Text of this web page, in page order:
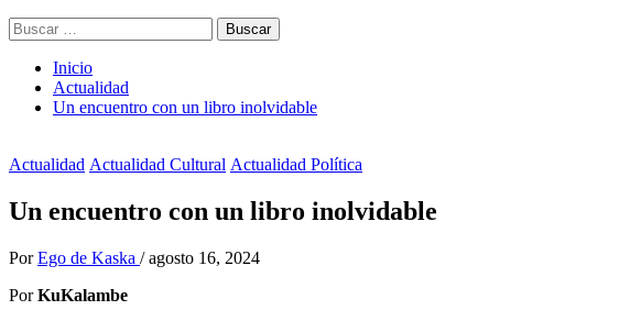
Buscar:
Inicio
Actualidad
Un encuentro con un libro inolvidable
Actualidad Actualidad Cultural Actualidad Política
Un encuentro con un libro inolvidable
Por Ego de Kaska / agosto 16, 2024
PorKuKalambe